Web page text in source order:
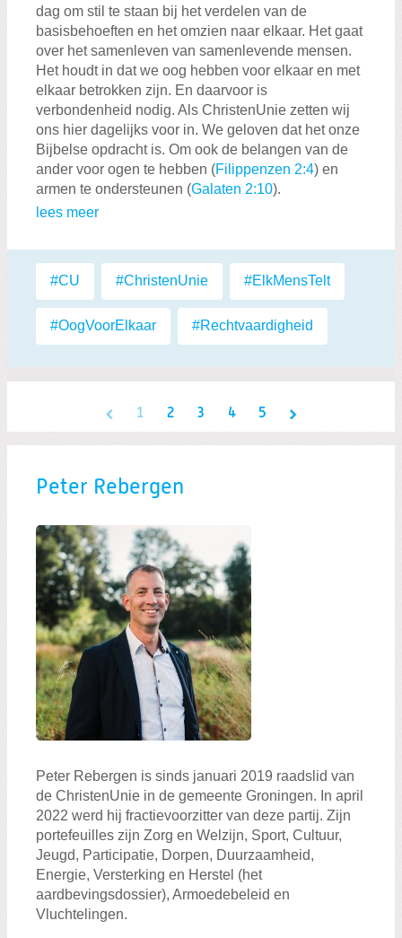
dag om stil te staan bij het verdelen van de
basisbehoeften en het omzien naar elkaar. Het gaat
over het samenleven van samenlevende mensen.
Het houdt in dat we oog hebben voor elkaar en met
elkaar betrokken zijn. En daarvoor is
verbondenheid nodig. Als ChristenUnie zetten wij
ons hier dagelijks voor in. We geloven dat het onze
Bijbelse opdracht is. Om ook de belangen van de
ander voor ogen te hebben (Filippenzen 2:4) en
armen te ondersteunen (Galaten 2:10).
lees meer
Labels:
#CU #ChristenUnie #ElkMensTelt
#OogVoorElkaar #Rechtvaardigheid
1 2 3 4 5
Peter Rebergen
Peter Rebergen is sinds januari 2019 raadslid van
de ChristenUnie in de gemeente Groningen. In april
2022 werd hij fractievoorzitter van deze partij. Zijn
portefeuilles zijn Zorg en Welzijn, Sport, Cultuur,
Jeugd, Participatie, Dorpen, Duurzaamheid,
Energie, Versterking en Herstel (het
aardbevingsdossier), Armoedebeleid en
Vluchtelingen.